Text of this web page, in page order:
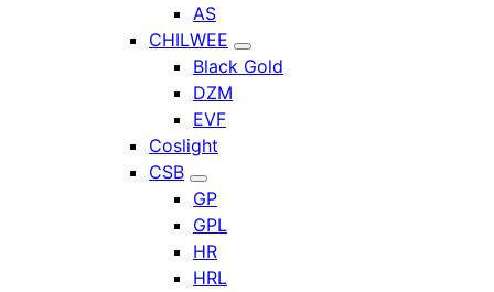
AS
CHILWEE
Black Gold
DZM
EVF
Coslight
CSB
GP
GPL
HR
HRL